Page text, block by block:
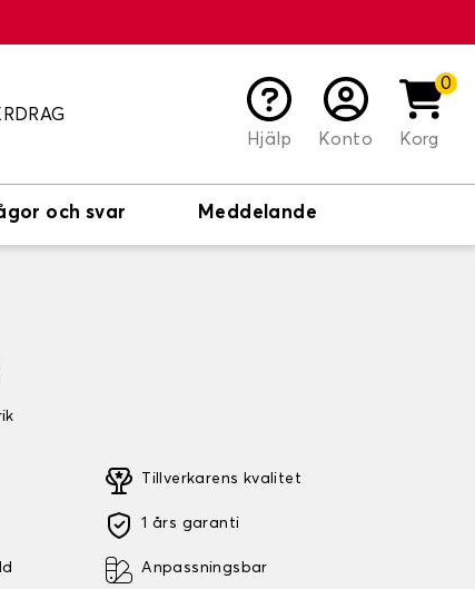
Hjälp
Konto
0
Korg
och svar Meddelande
Tillverkarens kvalitet
1 års garanti
Anpassningsbar